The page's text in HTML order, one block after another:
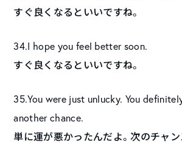
すぐ良くなるといいですね。
34.I hope you feel better soon.
すぐ良くなるといいですね。
35.You were just unlucky. You
another chance.
単に運が悪かったんだよ。次のチャ